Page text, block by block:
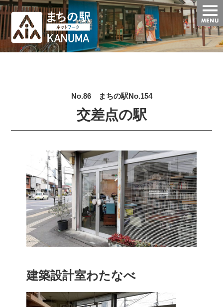
t
o
g
g
l
e
o
No.86 まちの駅No.154
交差点の駅
建築設計室わたなべ